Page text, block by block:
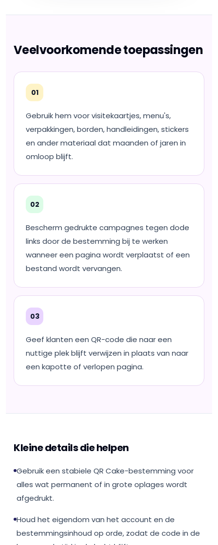
Veelvoorkomende toepassingen
01
Gebruik hem voor visitekaartjes, menu's,
verpakkingen, borden, handleidingen, stickers
en ander materiaal dat maanden of jaren in
omloop blijft.
02
Bescherm gedrukte campagnes tegen dode
links door de bestemming bij te werken
wanneer een pagina wordt verplaatst of een
bestand wordt vervangen.
03
Geef klanten een QR-code die naar een
nuttige plek blijft verwijzen in plaats van naar
een kapotte of verlopen pagina.
Kleine details die helpen
Gebruik een stabiele QR Cake-bestemming voor
alles wat permanent of in grote oplages wordt
afgedrukt.
Houd het eigendom van het account en de
bestemmingsinhoud op orde, zodat de code in de